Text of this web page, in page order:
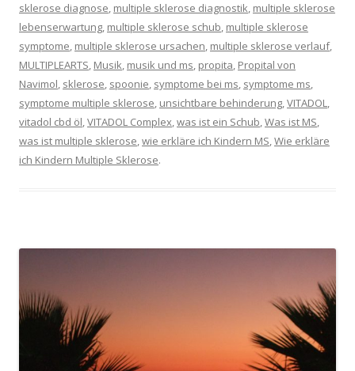
sklerose diagnose, multiple sklerose diagnostik, multiple sklerose
lebenserwartung, multiple sklerose schub, multiple sklerose
symptome, multiple sklerose ursachen, multiple sklerose verlauf,
MULTIPLEARTS, Musik, musik und ms, propita, Propital von
Navimol, sklerose, spoonie, symptome bei ms, symptome ms,
symptome multiple sklerose, unsichtbare behinderung,VITADOL,
vitadol cbd öl,VITADOL Complex,was ist ein Schub,Was ist MS,
was ist multiple sklerose,wie erkläre ich Kindern MS,Wie erkläre
ich Kindern Multiple Sklerose.